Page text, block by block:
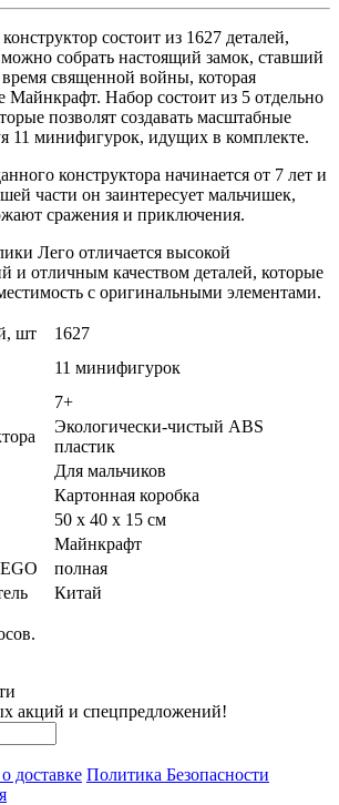
состоит из 1627 деталей,
собрать настоящий замок, ставший
священной войны, которая
Майнкрафт. Набор состоит из 5 отдельно
позволят создавать масштабные
11 минифигурок, идущих в комплекте.
конструктора начинается от 7 лет и
части он заинтересует мальчишек,
сражения и приключения.
Лего отличается высокой
и отличным качеством деталей, которые
с оригинальными элементами.
шт
1627
11 минифигурок
7+
Экологически-чистый ABS
пластик
Для мальчиков
Картонная коробка
50 х 40 х 15 см
Майнкрафт
полная
Китай
акций и спецпредложений!
доставке Политика Безопасности